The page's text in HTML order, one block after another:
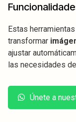
Estas
transformar
ajustar
las necesidades
Únete a